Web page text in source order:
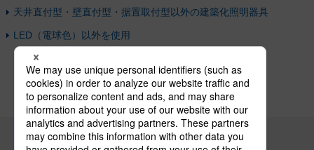
天井直付型・壁直付型・据置取付型以外の建築化照明器具
LED（電球色）以外を使用
パナソニックの電気設備 SNSアカウント